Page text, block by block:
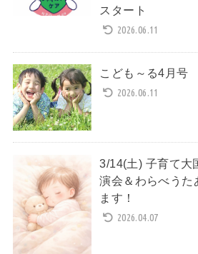
スタート
2026.06.11
こども～る4月号
2026.06.11
3/14(土) 子育て大
演会＆わらべうた
ます！
2026.04.07